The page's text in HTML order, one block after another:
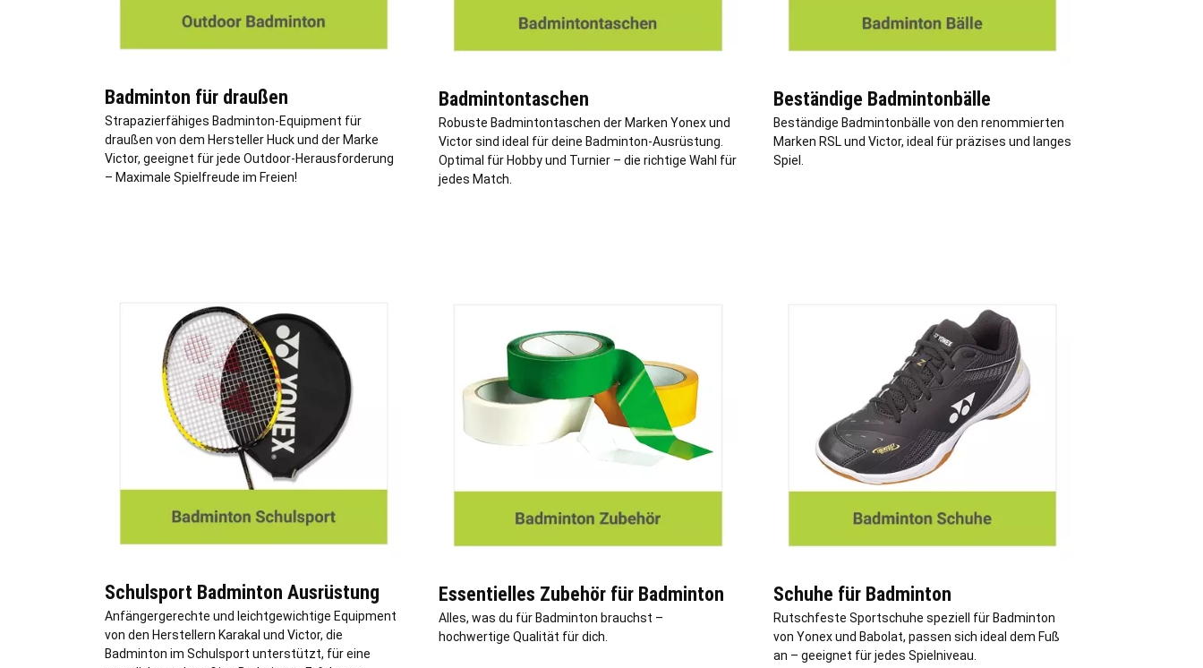
Badminton für draußen
Strapazierfähiges Badminton-Equipment für
draußen von dem Hersteller Huck und der Marke
Victor, geeignet für jede Outdoor-Herausforderung
– Maximale Spielfreude im Freien!
Badmintontaschen
Robuste Badmintontaschen der Marken Yonex und
Victor sind ideal für deine Badminton-Ausrüstung.
Optimal für Hobby und Turnier – die richtige Wahl für
jedes Match.
Beständige Badmintonbälle
Beständige Badmintonbälle von den renommierten
Marken RSL und Victor, ideal für präzises und langes
Spiel.
Schulsport Badminton Ausrüstung
Anfängergerechte und leichtgewichtige Equipment
von den Herstellern Karakal und Victor, die
Badminton im Schulsport unterstützt, für eine
Essentielles Zubehör für Badminton
Alles, was du für Badminton brauchst –
hochwertige Qualität für dich.
Schuhe für Badminton
Rutschfeste Sportschuhe speziell für Badminton
von Yonex und Babolat, passen sich ideal dem Fuß
an – geeignet für jedes Spielniveau.